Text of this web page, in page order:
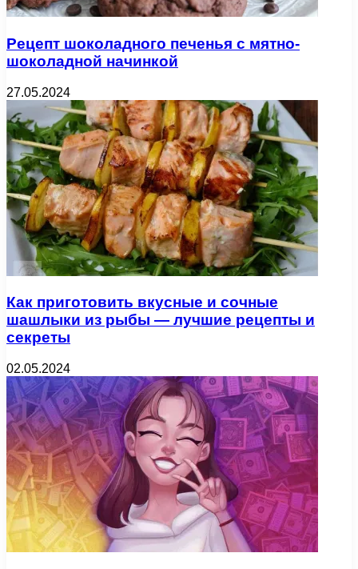
Рецепт шоколадного печенья с мятно-
шоколадной начинкой
27.05.2024
Как приготовить вкусные и сочные
шашлыки из рыбы — лучшие рецепты и
секреты
02.05.2024